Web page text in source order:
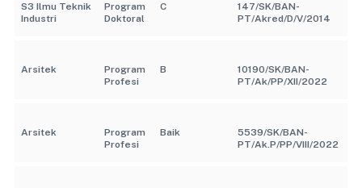
S3 Ilmu Teknik
Industri
Program
Doktoral
C
147/SK/BAN-
PT/Akred/D/V/2014
Arsitek
Program
Profesi
B
10190/SK/BAN-
PT/Ak/PP/XII/2022
Arsitek
Program
Profesi
Baik
5539/SK/BAN-
PT/Ak.P/PP/VIII/2022